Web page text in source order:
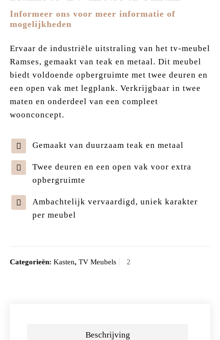
Informeer ons voor meer informatie of
mogelijkheden
Ervaar de industriële uitstraling van het tv-meubel
Ramses, gemaakt van teak en metaal. Dit meubel
biedt voldoende opbergruimte met twee deuren en
een open vak met legplank. Verkrijgbaar in twee
maten en onderdeel van een compleet
woonconcept.
Gemaakt van duurzaam teak en metaal
Twee deuren en een open vak voor extra
opbergruimte
Ambachtelijk vervaardigd, uniek karakter
per meubel
Categorieën: Kasten, TV Meubels
Beschrijving